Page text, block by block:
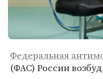
Федеральная
(ФАС) России